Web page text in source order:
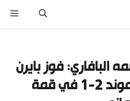
البافاري: فوز بايرن
ميونخ على دورتموند 2-1 في قمة